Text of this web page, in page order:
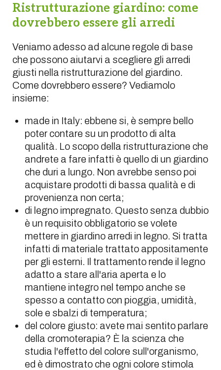
Ristrutturazione giardino: come
dovrebbero essere gli arredi
Veniamo adesso ad alcune regole di base
che possono aiutarvi a scegliere gli arredi
giusti nella ristrutturazione del giardino.
Come dovrebbero essere? Vediamolo
insieme:
made in Italy: ebbene si, è sempre bello
poter contare su un prodotto di alta
qualità. Lo scopo della ristrutturazione che
andrete a fare infatti è quello di un giardino
che duri a lungo. Non avrebbe senso poi
acquistare prodotti di bassa qualità e di
provenienza non certa;
di legno impregnato. Questo senza dubbio
è un requisito obbligatorio se volete
mettere in giardino arredi in legno. Si tratta
infatti di materiale trattato appositamente
per gli esterni. Il trattamento rende il legno
adatto a stare all'aria aperta e lo
mantiene integro nel tempo anche se
spesso a contatto con pioggia, umidità,
sole e sbalzi di temperatura;
del colore giusto: avete mai sentito parlare
della cromoterapia? È la scienza che
studia l'effetto del colore sull'organismo,
ed è dimostrato che ogni colore stimola